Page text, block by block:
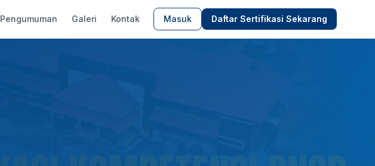
Pengumuman Galeri Kontak Masuk Daftar Sertifikasi Sekarang